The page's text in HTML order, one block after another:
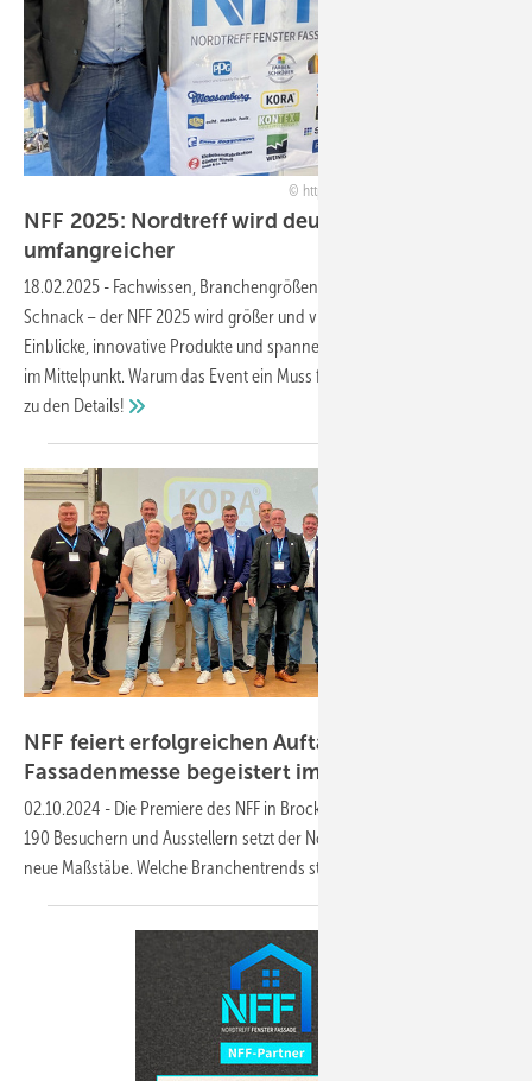
https://nordtreff-fenster-fassade.de/
NFF 2025: Nordtreff wird deutlich
umfangreicher
18.02.2025 - Fachwissen, Branchengrößen und norddeutscher
Schnack – der NFF 2025 wird größer und vielseitiger. Praxisnahe
Einblicke, innovative Produkte und spannende Diskussionen stehen
im Mittelpunkt. Warum das Event ein Muss für Fachleute ist? Hier geht’s
zu den Details!
NFF feiert erfolgreichen Auftakt: Fenster- und
Fassadenmesse begeistert im
02.10.2024 - Die Premiere des NFF in Brockel hat überzeugt: Mit rund
190 Besuchern und Ausstellern setzt der Nordtreff Fenster Fassade
neue Maßstäbe. Welche Branchentrends standen im